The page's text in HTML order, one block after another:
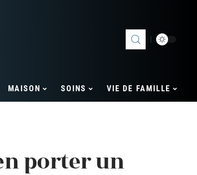
MAISON SOINS VIE DE FAMILLE
porter un